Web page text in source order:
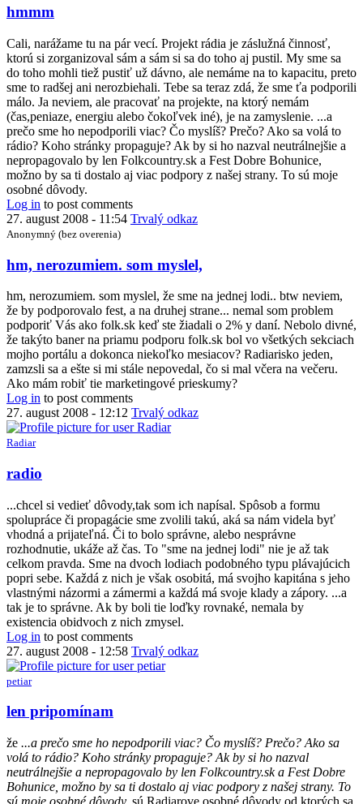
In
reply
to
vieš
Rádio,
čo
ti
na
to
by
Anonymný
(bez
overenia)
hmmm
Cali, narážame tu na pár vecí. Projekt rádia je záslužná činnosť,
ktorú si zorganizoval sám a sám si sa do toho aj pustil. My sme sa
do toho mohli tiež pustiť už dávno, ale nemáme na to kapacitu, preto
sme to radšej ani nerozbiehali. Tebe sa teraz zdá, že sme ťa podporili
málo. Ja neviem, ale pracovať na projekte, na ktorý nemám
(čas,peniaze, energiu alebo čokoľvek iné), je na zamyslenie. ...a
prečo sme ho nepodporili viac? Čo myslíš? Prečo? Ako sa volá to
rádio? Koho stránky propaguje? Ak by si ho nazval neutrálnejšie a
nepropagovalo by len Folkcountry.sk a Fest Dobre Bohunice,
možno by sa ti dostalo aj viac podpory z našej strany. To sú moje
osobné dôvody.
Log in to post comments
27. august 2008 - 11:54 Trvalý odkaz
Anonymný (bez overenia)
In
reply
to
hmmm
by
Radiar
hm, nerozumiem. som myslel,
hm, nerozumiem. som myslel, že sme na jednej lodi.. btw neviem,
že by podporovalo fest, a na druhej strane... nemal som problem
podporiť Vás ako folk.sk keď ste žiadali o 2% y daní. Nebolo divné,
že takýto baner na priamu podporu folk.sk bol vo všetkých sekciach
mojho portálu a dokonca niekoľko mesiacov? Radiarisko jeden,
zamzsli sa a ešte si mi stále nepovedal, čo si mal včera na večeru.
Ako mám robiť tie marketingové prieskumy?
Log in to post comments
27. august 2008 - 12:12 Trvalý odkaz
Radiar
In
reply
hm,
nerozumiem.
som
myslel,
by
Anonymný
(bez
overenia)
radio
...chcel si vedieť dôvody,tak som ich napísal. Spôsob a formu
spolupráce či propagácie sme zvolili takú, aká sa nám videla byť
vhodná a prijateľná. Či to bolo správne, alebo nesprávne
rozhodnutie, ukáže až čas. To "sme na jednej lodi" nie je až tak
celkom pravda. Sme na dvoch lodiach podobného typu plávajúcich
popri sebe. Každá z nich je však osobitá, má svojho kapitána s jeho
vlastnými názormi a zámermi a každá má svoje klady a zápory. ...a
tak je to správne. Ak by boli tie loďky rovnaké, nemala by
existencia obidvoch z nich zmysel.
Log in to post comments
27. august 2008 - 12:58 Trvalý odkaz
petiar
In
reply
to
hmmm
by
Radiar
len pripomínam
že ...a prečo sme ho nepodporili viac? Čo myslíš? Prečo? Ako sa
volá to rádio? Koho stránky propaguje? Ak by si ho nazval
neutrálnejšie a nepropagovalo by len Folkcountry.sk a Fest Dobre
Bohunice, možno by sa ti dostalo aj viac podpory z našej strany. To